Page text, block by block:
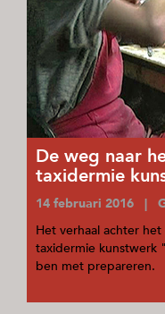
De weg naar
taxidermie
14 februari 2016 |
Het verhaal achter
taxidermie kunstwerk
ben met prepareren.